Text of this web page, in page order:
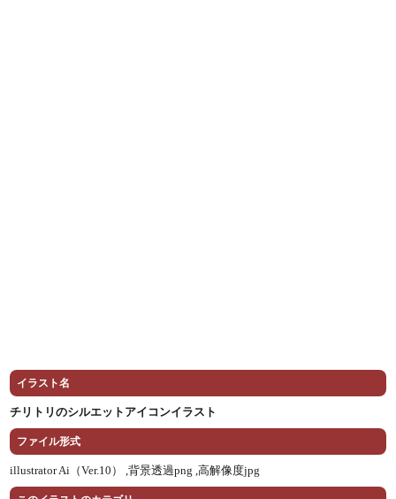
イラスト名
チリトリのシルエットアイコンイラスト
ファイル形式
illustrator Ai（Ver.10） ,背景透過png ,高解像度jpg